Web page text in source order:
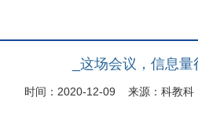
_这场会议，信息量
时间：2020-12-09 来源：科教